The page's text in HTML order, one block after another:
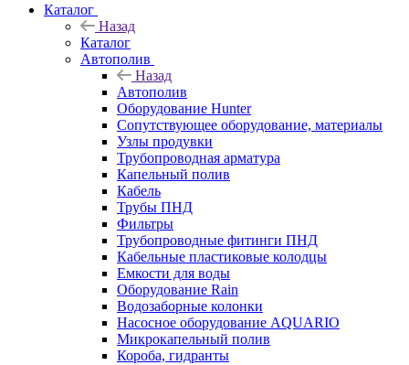
Каталог
Назад
Каталог
Автополив
Назад
Автополив
Оборудование Hunter
Сопутствующее оборудование, материалы
Узлы продувки
Трубопроводная арматура
Капельный полив
Кабель
Трубы ПНД
Фильтры
Трубопроводные фитинги ПНД
Кабельные пластиковые колодцы
Емкости для воды
Оборудование Rain
Водозаборные колонки
Насосное оборудование AQUARIO
Микрокапельный полив
Короба, гидранты